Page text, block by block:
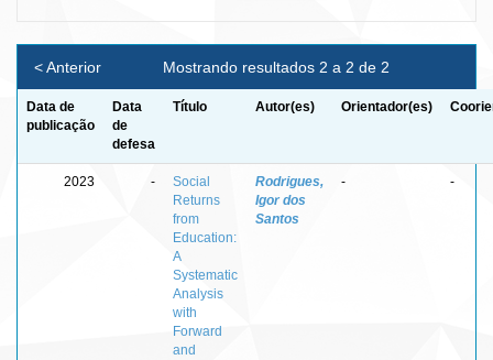
Mostrando resultados 2 a 2 de 2
< Anterior
Data de
publicação
Data
de
defesa
Título Autor(es) Orientador(es)
2023 -
Social
Returns
from
Education:
A
Systematic
Analysis
with
Forward
and
Rodrigues,
Igor dos
Santos
- -